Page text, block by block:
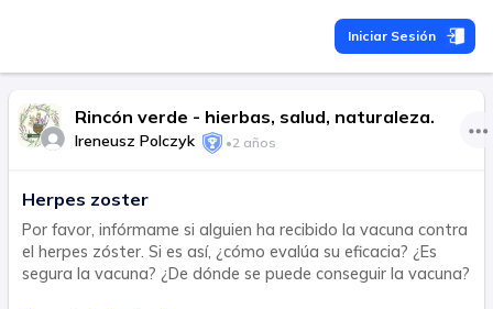
Iniciar Sesión
Rincón verde - hierbas, salud, naturaleza.
Ireneusz Polczyk •2 años
Herpes zoster
Por favor, infórmame si alguien ha recibido la vacuna contra
el herpes zóster. Si es así, ¿cómo evalúa su eficacia? ¿Es
segura la vacuna? ¿De dónde se puede conseguir la vacuna?